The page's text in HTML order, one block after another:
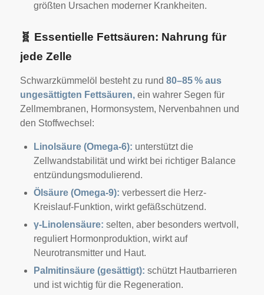
größten Ursachen moderner Krankheiten.
🧬 Essentielle Fettsäuren: Nahrung für
jede Zelle
Schwarzkümmelöl besteht zu rund 80–85 % aus
ungesättigten Fettsäuren, ein wahrer Segen für
Zellmembranen, Hormonsystem, Nervenbahnen und
den Stoffwechsel:
Linolsäure (Omega-6): unterstützt die
Zellwandstabilität und wirkt bei richtiger Balance
entzündungsmodulierend.
Ölsäure (Omega-9): verbessert die Herz-
Kreislauf-Funktion, wirkt gefäßschützend.
γ-Linolensäure: selten, aber besonders wertvoll,
reguliert Hormonproduktion, wirkt auf
Neurotransmitter und Haut.
Palmitinsäure (gesättigt): schützt Hautbarrieren
und ist wichtig für die Regeneration.